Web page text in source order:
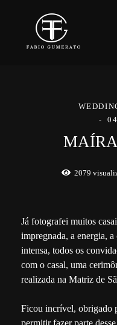
2079
Já fotografei muitos
impregnada, a energia,
intensa, todos os
com o casal, uma
realizada na Matriz de
Ficou incrível, obrigado
permitir fazer parte